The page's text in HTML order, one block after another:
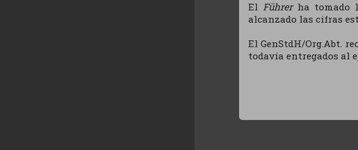
ElFührerha tomado
alcanzado las cifras
El GenStdH/Org.Abt.
todavía entregados al